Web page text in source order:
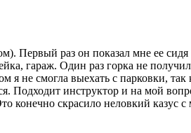
Первый раз он показал мне ее
гараж. Один раз горка не
смогла выехать с парковки, так
инструктор и на мой
конечно скрасило неловкий казус